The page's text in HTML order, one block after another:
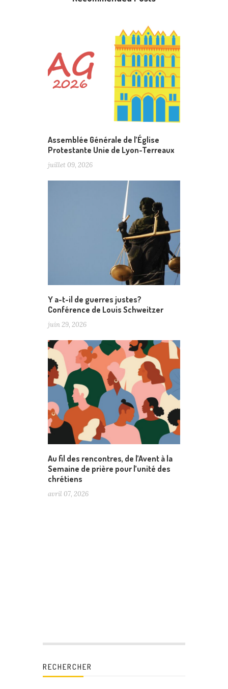
Assemblée Générale de l’Église
Protestante Unie de Lyon-Terreaux
juillet 09, 2026
Y a-t-il de guerres justes?
Conférence de Louis Schweitzer
juin 29, 2026
Au fil des rencontres, de l’Avent à la
Semaine de prière pour l’unité des
chrétiens
avril 07, 2026
RECHERCHER